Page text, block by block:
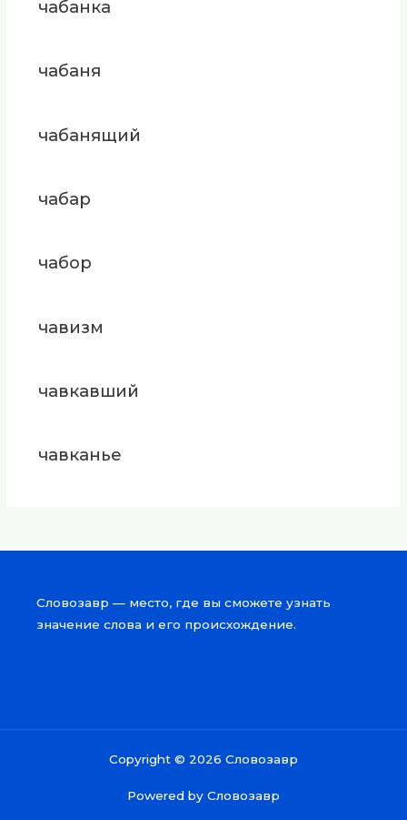
чабанка
чабаня
чабанящий
чабар
чабор
чавизм
чавкавший
чавканье
Словозавр — место, где вы сможете узнать
значение слова и его происхождение.
Copyright © 2026 Словозавр
Powered by Словозавр